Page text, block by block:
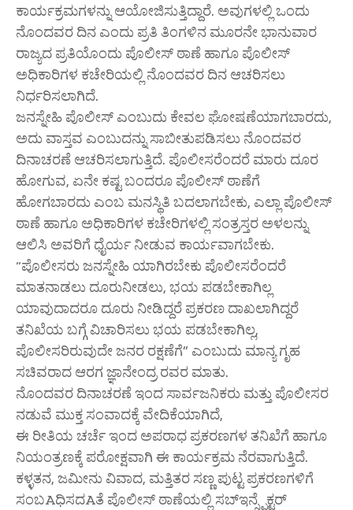
ಕಾರ್ಯಕ್ರಮಗಳನ್ನು ಆಯೋಜಿಸುತ್ತಿದ್ದಾರೆ. ಅವುಗಳಲ್ಲಿ ಒಂದು
ನೊಂದವರ ದಿನ ಎಂದು ಪ್ರತಿ ತಿಂಗಳಿನ ಮೂರನೇ ಭಾನುವಾರ
ರಾಜ್ಯದ ಪ್ರತಿಯೊಂದು ಪೊಲೀಸ್ ಠಾಣೆ ಹಾಗೂ ಪೊಲೀಸ್
ಅಧಿಕಾರಿಗಳ ಕಚೇರಿಯಲ್ಲಿ ನೊಂದವರ ದಿನ ಆಚರಿಸಲು
ನಿರ್ಧರಿಸಲಾಗಿದೆ.
ಜನಸ್ನೇಹಿ ಪೊಲೀಸ್ ಎಂಬುದು ಕೇವಲ ಘೋಷಣೆಯಾಗಬಾರದು,
ಅದು ವಾಸ್ತವ ಎಂಬುದನ್ನು ಸಾಬೀತುಪಡಿಸಲು ನೊಂದವರ
ದಿನಾಚರಣೆ ಆಚರಿಸಲಾಗುತ್ತಿದೆ. ಪೊಲೀಸರೆಂದರೆ ಮಾರು ದೂರ
ಹೋಗುವ, ಏನೇ ಕಷ್ಟ ಬಂದರೂ ಪೊಲೀಸ್ ಠಾಣೆಗೆ
ಹೋಗಬಾರದು ಎಂಬ ಮನಸ್ಥಿತಿ ಬದಲಾಗಬೇಕು, ಎಲ್ಲಾ ಪೊಲೀಸ್
ಠಾಣೆ ಹಾಗೂ ಅಧಿಕಾರಿಗಳ ಕಚೇರಿಗಳಲ್ಲಿ ಸಂತ್ರಸ್ತರ ಅಳಲನ್ನು
ಆಲಿಸಿ ಅವರಿಗೆ ಧೈರ್ಯ ನೀಡುವ ಕಾರ್ಯವಾಗಬೇಕು.
“ಪೊಲೀಸರು ಜನಸ್ನೇಹಿ ಯಾಗಿರಬೇಕು ಪೊಲೀಸರೆಂದರೆ
ಮಾತನಾಡಲು ದೂರುನೀಡಲು, ಭಯ ಪಡಬೇಕಾಗಿಲ್ಲ
ಯಾವುದಾದರೂ ದೂರು ನೀಡಿದ್ದರೆ ಪ್ರಕರಣ ದಾಖಲಾಗಿದ್ದರೆ
ತನಿಖೆಯ ಬಗ್ಗೆ ವಿಚಾರಿಸಲು ಭಯ ಪಡಬೇಕಾಗಿಲ್ಲ,
ಪೊಲೀಸರಿರುವುದೇ ಜನರ ರಕ್ಷಣೆಗೆ” ಎಂಬುದು ಮಾನ್ಯ ಗೃಹ
ಸಚಿವರಾದ ಆರಗ ಜ್ಞಾನೇಂದ್ರ ರವರ ಮಾತು.
ನೊಂದವರ ದಿನಾಚರಣೆ ಇಂದ ಸಾರ್ವಜನಿಕರು ಮತ್ತು ಪೊಲೀಸರ
ನಡುವೆ ಮುಕ್ತ ಸಂವಾದಕ್ಕೆ ವೇದಿಕೆಯಾಗಿದೆ,
ಈ ರೀತಿಯ ಚರ್ಚೆ ಇಂದ ಅಪರಾಧ ಪ್ರಕರಣಗಳ ತನಿಖೆಗೆ ಹಾಗೂ
ನಿಯಂತ್ರಣಕ್ಕೆ ಪರೋಕ್ಷವಾಗಿ ಈ ಕಾರ್ಯಕ್ರಮ ನೆರವಾಗುತ್ತಿದೆ.
ಕಳ್ಳತನ, ಜಮೀನು ವಿವಾದ, ಮತ್ತಿತರ ಸಣ್ಣ ಪುಟ್ಟ ಪ್ರಕರಣಗಳಿಗೆ
ಸಂಬAಧಿಸದAತೆ ಪೊಲೀಸ್ ಠಾಣೆಯಲ್ಲಿ ಸಬ್‌ಇನ್ಸ್ಪೆಕ್ಟರ್